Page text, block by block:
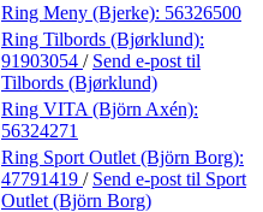
Ring Meny (Bjerke): 56326500
Ring Tilbords (Bjørklund):
91903054 / Send e-post til
Tilbords (Bjørklund)
Ring VITA (Björn Axén):
56324271
Ring Sport Outlet (Björn Borg):
47791419 / Send e-post til Sport
Outlet (Björn Borg)